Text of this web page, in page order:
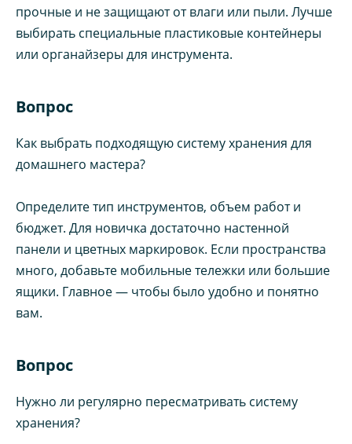
прочные и не защищают от влаги или пыли. Лучше
выбирать специальные пластиковые контейнеры
или органайзеры для инструмента.
Вопрос
Как выбрать подходящую систему хранения для
домашнего мастера?
Определите тип инструментов, объем работ и
бюджет. Для новичка достаточно настенной
панели и цветных маркировок. Если пространства
много, добавьте мобильные тележки или большие
ящики. Главное — чтобы было удобно и понятно
вам.
Вопрос
Нужно ли регулярно пересматривать систему
хранения?